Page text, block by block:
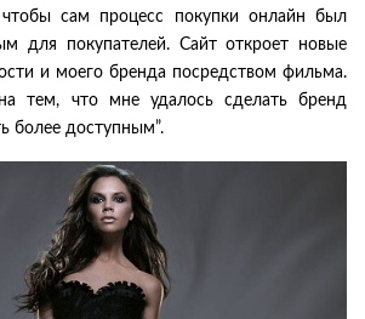
чтобы сам процесс покупки онлайн был
для покупателей. Сайт откроет новые
и моего бренда посредством фильма.
тем, что мне удалось сделать бренд
более доступным”.